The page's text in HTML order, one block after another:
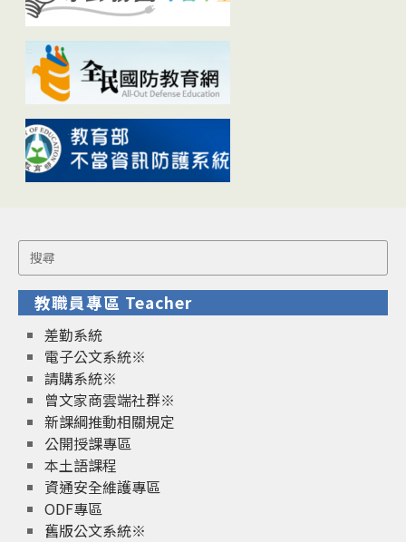
Search
for:
教職員專區 Teacher
差勤系統
電子公文系統※
請購系統※
曾文家商雲端社群※
新課綱推動相關規定
公開授課專區
本土語課程
資通安全維護專區
ODF專區
舊版公文系統※